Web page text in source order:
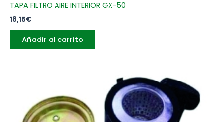
TAPA FILTRO AIRE INTERIOR GX-50
18,15€
Añadir al carrito